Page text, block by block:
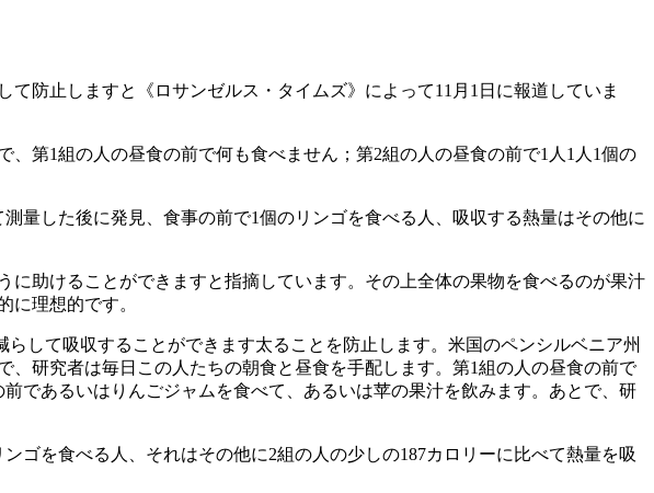
防止しますと《ロサンゼルス・タイムズ》によって11月1日に報道していま
第1組の人の昼食の前で何も食べません；第2組の人の昼食の前で1人1人1個の
量した後に発見、食事の前で1個のリンゴを食べる人、吸収する熱量はその他に
に助けることができますと指摘しています。その上全体の果物を食べるのが果汁
に理想的です。
して吸収することができます太ることを防止します。米国のペンシルベニア州
研究者は毎日この人たちの朝食と昼食を手配します。第1組の人の昼食の前で
であるいはりんごジャムを食べて、あるいは苹の果汁を飲みます。あとで、研
を食べる人、それはその他に2組の人の少しの187カロリーに比べて熱量を吸